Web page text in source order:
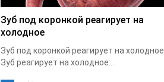
Зуб под коронкой реагирует на
холодное
Зуб под коронкой реагирует на холодное
Зуб реагирует на холодное:...